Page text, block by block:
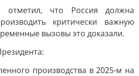
отметил, что Россия должна
критически важную
вызовы это доказали.
производства в 2025-м на